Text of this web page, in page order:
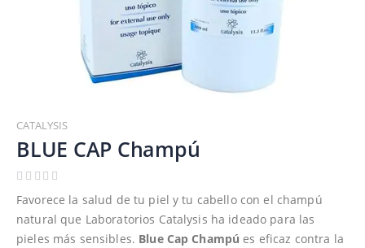
al
comienzo
de
la
galería
imágenes
CATALYSIS
BLUE CAP Champú
Favorece la salud de tu piel y tu cabello con el champú
natural que Laboratorios Catalysis ha ideado para las
pieles más sensibles. Blue Cap Champú es eficaz contra la